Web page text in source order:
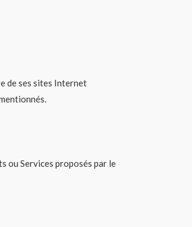
de ses sites Internet
ou Services proposés par le